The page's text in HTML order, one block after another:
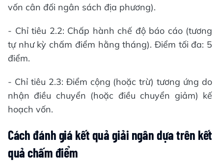
vốn cân đối ngân sách địa phương).
- Chỉ tiêu 2.2: Chấp hành chế độ báo cáo (tương
tự như kỳ chấm điểm hằng tháng). Điểm tối đa: 5
điểm.
- Chỉ tiêu 2.3: Điểm cộng (hoặc trừ) tương ứng do
nhận điều chuyển (hoặc điều chuyển giảm) kế
hoạch vốn.
Cách đánh giá kết quả giải ngân dựa trên kết
quả chấm điểm